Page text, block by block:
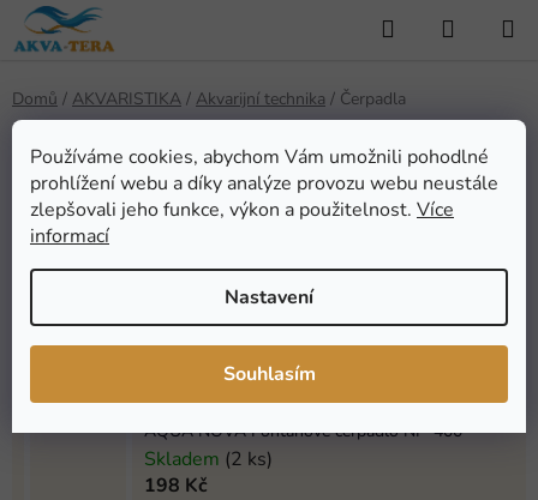
Používáme cookies, abychom Vám umožnili pohodlné
prohlížení webu a díky analýze provozu webu neustále
zlepšovali jeho funkce, výkon a použitelnost. Více
informací
Nastavení
Souhlasím
Přejít
na
Hledat
Domů / AKVARISTIKA / Akvarijní technika / Čerpadla
Čerpadla
Nejprodávanější
Vodní čerpadlo Hailea HX-8815
Skladem(2 ks)
450 Kč
AQUA NOVA Fontánové čerpadlo NP-400
Skladem (2 ks)
198 Kč